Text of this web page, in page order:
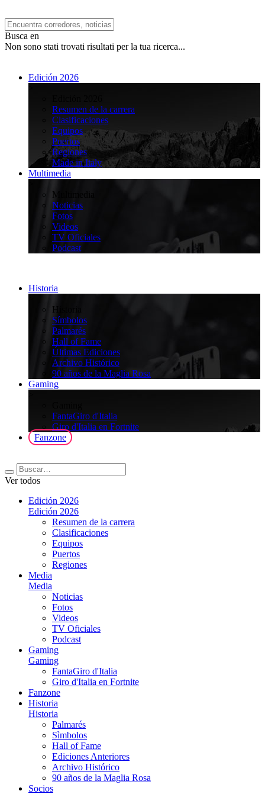
Busca en
Non sono stati trovati risultati per la tua ricerca...
Edición 2026
Resumen de la carrera
Clasificaciones
Equipos
Puertos
Regiones
Made in Italy
Multimedia
Multimedia
Noticias
Fotos
Videos
TV Oficiales
Podcast
Historia
Historia
Símbolos
Palmarés
Hall of Fame
Últimas Ediciones
Archivo Histórico
90 años de la Maglia Rosa
Gaming
FantaGiro d'Italia
Giro d'Italia en Fortnite
Fanzone
Ver todos
Edición 2026
Edición 2026
Resumen de la carrera
Clasificaciones
Equipos
Puertos
Regiones
Media
Media
Noticias
Fotos
Videos
TV Oficiales
Podcast
Gaming
Gaming
FantaGiro d'Italia
Giro d'Italia en Fortnite
Fanzone
Historia
Historia
Palmarés
Sìmbolos
Hall of Fame
Ediciones Anteriores
Archivo Histórico
90 años de la Maglia Rosa
Socios